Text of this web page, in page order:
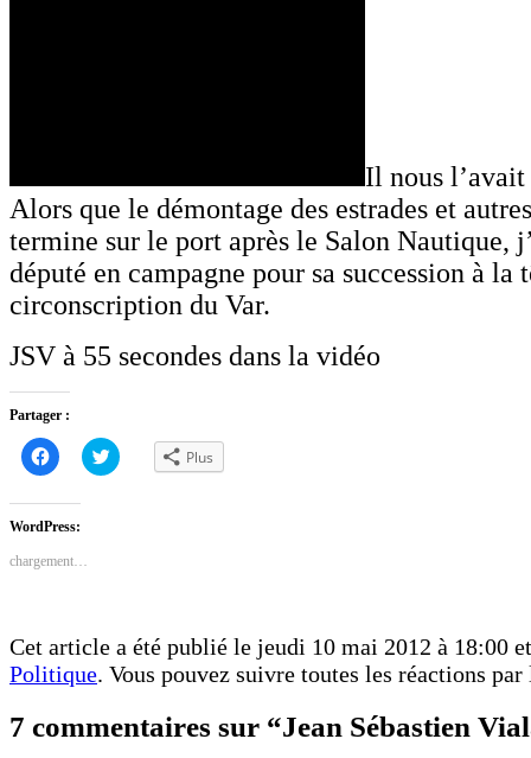
Il nous
Alors que le démontage des estrades et
termine sur le port après le Salon Nautique,
député en campagne pour sa succession à la
circonscription du Var.
JSV à 55 secondes dans la vidéo
Partager :
Cliquez
pour
partager
Facebook(ouvre
dans
une
fenêtre)
Cliquez
pour Plus
WordPress:
chargement…
Cet article a été publié le jeudi 10 mai 2012 à 18:00
Politique. Vous pouvez suivre toutes les réactions
7 commentaires sur “Jean Sébastien